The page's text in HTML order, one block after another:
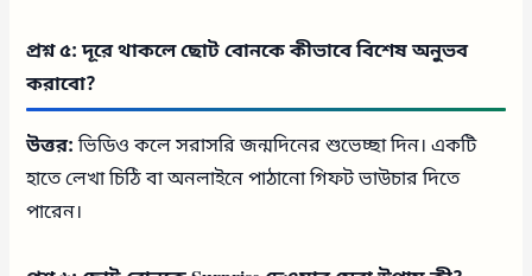
প্রশ্ন ৫: দূরে থাকলে ছোট বোনকে কীভাবে বিশেষ অনুভব
করাবো?
উত্তর:ভিডিও কলে সরাসরি জন্মদিনের শুভেচ্ছা দিন। একটি
হাতে লেখা চিঠি বা অনলাইনে পাঠানো গিফট ভাউচার দিতে
পারেন।